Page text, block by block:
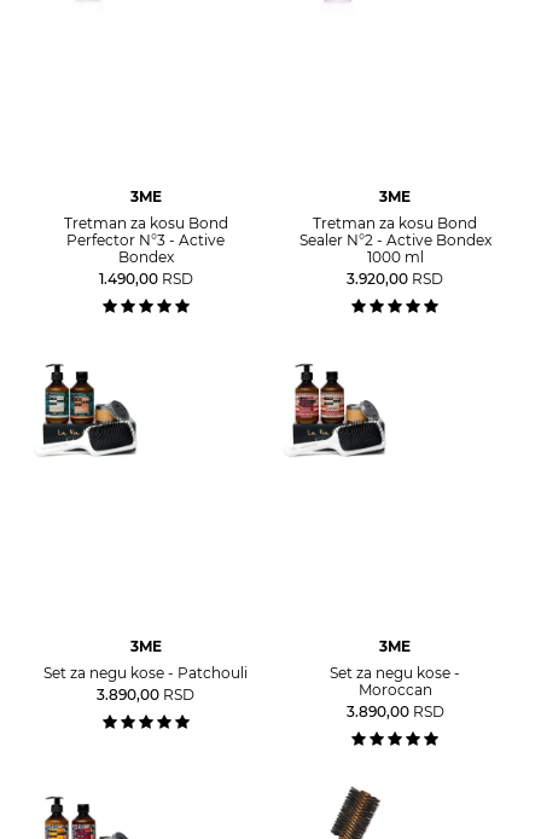
3ME
Tretman za kosu Bond
Perfector N°3 - Active
Bondex
1.490,00 RSD
3ME
Tretman za kosu Bond
Sealer N°2 - Active Bondex
1000 ml
3.920,00 RSD
3ME
Set za negu kose - Patchouli
3.890,00 RSD
3ME
Set za negu kose -
Moroccan
3.890,00 RSD